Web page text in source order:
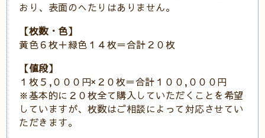
おり、表面のへたりはありません。
【枚数・色】
黄色６枚＋緑色１４枚＝合計２０枚
【値段】
１枚５,０００円×２０枚＝合計１００,０００円
※基本的に２０枚全て購入していただくことを希望
していますが、枚数はご相談によって対応させてい
ただきます。